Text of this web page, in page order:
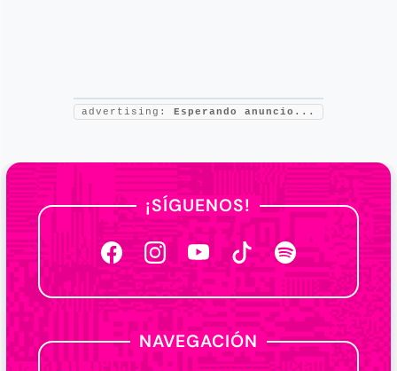
advertising: Esperando anuncio...
¡SÍGUENOS!
NAVEGACIÓN